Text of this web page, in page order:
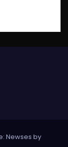
Newses by